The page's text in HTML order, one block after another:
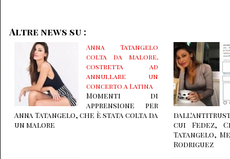
Altre news su :
Anna Tatangelo
colta da malore,
costretta ad
annullare un
concerto a Latina
Momenti di
apprensione per
Anna Tatangelo, che è stata colta da
un malore
cui Fedez,
Tatangelo,
Rodriguez